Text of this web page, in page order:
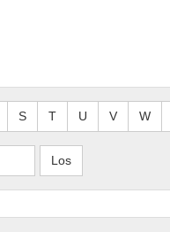
S T U V W